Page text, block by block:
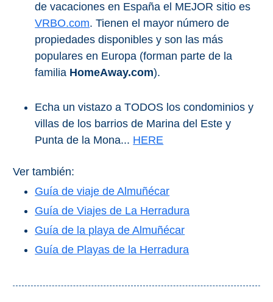
de vacaciones en España el MEJOR sitio es
VRBO.com. Tienen el mayor número de
propiedades disponibles y son las más
populares en Europa (forman parte de la
familia HomeAway.com).
Echa un vistazo a TODOS los condominios y
villas de los barrios de Marina del Este y
Punta de la Mona... HERE
Ver también:
Guía de viaje de Almuñécar
Guía de Viajes de La Herradura
Guía de la playa de Almuñécar
Guía de Playas de la Herradura